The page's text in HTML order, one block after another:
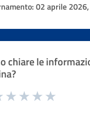
02 aprile
chiare le
la pagina